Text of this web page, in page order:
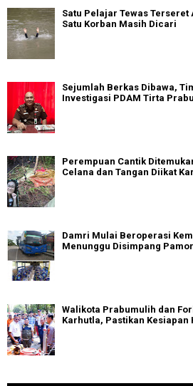
Satu Pelajar Tewas Terseret
Satu Korban Masih Dicari
Sejumlah Berkas Dibawa,
Investigasi PDAM Tirta
Perempuan Cantik
Celana dan Tangan Diikat
Damri Mulai Beroperasi
Menunggu Disimpang
Walikota Prabumulih dan
Karhutla, Pastikan Kesiapan